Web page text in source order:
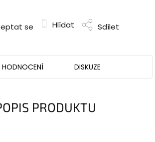
se Hlídat Sdílet
HODNOCENÍ DISKUZE
PRODUKTU